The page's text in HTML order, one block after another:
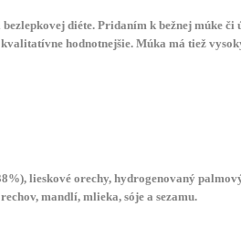
diéte. Pridaním k bežnej múke či
hodnotnejšie. Múka má tiež
lieskové orechy, hydrogenovaný
mandlí, mlieka, sóje a sezamu.